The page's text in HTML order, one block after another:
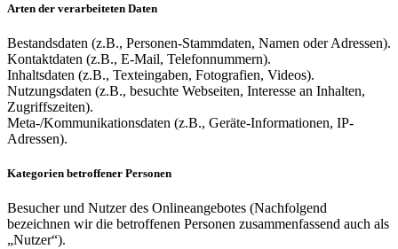
Arten der verarbeiteten Daten
Bestandsdaten (z.B., Personen-Stammdaten, Namen oder Adressen).
Kontaktdaten (z.B., E-Mail, Telefonnummern).
Inhaltsdaten (z.B., Texteingaben, Fotografien, Videos).
Nutzungsdaten (z.B., besuchte Webseiten, Interesse an Inhalten,
Zugriffszeiten).
Meta-/Kommunikationsdaten (z.B., Geräte-Informationen, IP-
Adressen).
Kategorien betroffener Personen
Besucher und Nutzer des Onlineangebotes (Nachfolgend
bezeichnen wir die betroffenen Personen zusammenfassend auch als
„Nutzer“).